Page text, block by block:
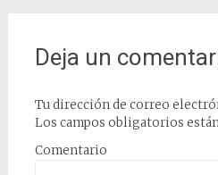
Deja un
Tu dirección de correo
Los campos obligatorios
Comentario